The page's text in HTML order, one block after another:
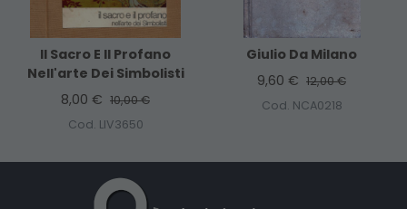
Il Sacro E Il Profano
Nell'arte Dei Simbolisti
8,00 € 10,00 €
Cod. LIV3650
Giulio Da Milano
9,60 € 12,00 €
Cod. NCA0218